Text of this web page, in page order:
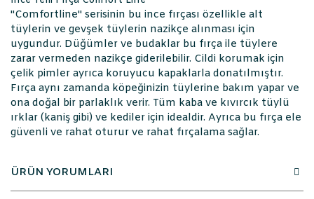
"Comfortline" serisinin bu ince fırçası özellikle alt
tüylerin ve gevşek tüylerin nazikçe alınması için
uygundur. Düğümler ve budaklar bu fırça ile tüylere
zarar vermeden nazikçe giderilebilir. Cildi korumak için
çelik pimler ayrıca koruyucu kapaklarla donatılmıştır.
Fırça aynı zamanda köpeğinizin tüylerine bakım yapar ve
ona doğal bir parlaklık verir. Tüm kaba ve kıvırcık tüylü
ırklar (kaniş gibi) ve kediler için idealdir. Ayrıca bu fırça ele
güvenli ve rahat oturur ve rahat fırçalama sağlar.
ÜRÜN YORUMLARI